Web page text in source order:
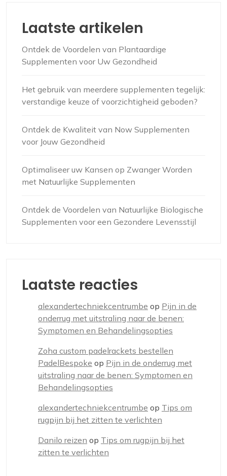
Laatste artikelen
Ontdek de Voordelen van Plantaardige
Supplementen voor Uw Gezondheid
Het gebruik van meerdere supplementen tegelijk:
verstandige keuze of voorzichtigheid geboden?
Ontdek de Kwaliteit van Now Supplementen
voor Jouw Gezondheid
Optimaliseer uw Kansen op Zwanger Worden
met Natuurlijke Supplementen
Ontdek de Voordelen van Natuurlijke Biologische
Supplementen voor een Gezondere Levensstijl
Laatste reacties
alexandertechniekcentrumbe op Pijn in de
onderrug met uitstraling naar de benen:
Symptomen en Behandelingsopties
Zoha custom padelrackets bestellen
PadelBespoke op Pijn in de onderrug met
uitstraling naar de benen: Symptomen en
Behandelingsopties
alexandertechniekcentrumbe op Tips om
rugpijn bij het zitten te verlichten
Danilo reizen op Tips om rugpijn bij het
zitten te verlichten